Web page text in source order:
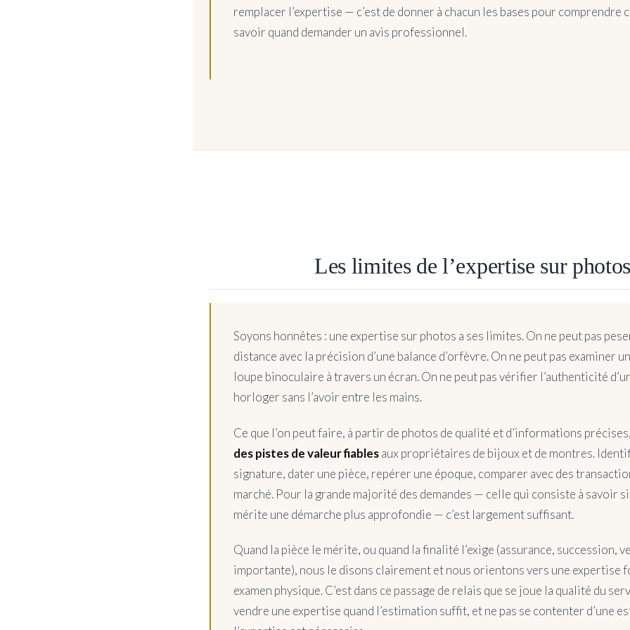
remplacer l’expertise — c’est de donner à chacun les bases pour comprendre
savoir quand demander un avis professionnel.
Les limites de l’expertise sur photos
Soyons honnêtes : une expertise sur photos a ses limites. On ne peut pas
distance avec la précision d’une balance d’orfèvre. On ne peut pas examiner
loupe binoculaire à travers un écran. On ne peut pas vérifier l’authenticité
horloger sans l’avoir entre les mains.
Ce que l’on peut faire, à partir de photos de qualité et d’informations
des pistes de valeur fiablesaux propriétaires de bijoux et de montres.
signature, dater une pièce, repérer une époque, comparer avec des
marché. Pour la grande majorité des demandes — celle qui consiste à savoir
mérite une démarche plus approfondie — c’est largement suffisant.
Quand la pièce le mérite, ou quand la finalité l’exige (assurance, succession,
importante), nous le disons clairement et nous orientons vers une expertise
examen physique. C’est dans ce passage de relais que se joue la qualité du
vendre une expertise quand l’estimation suffit, et ne pas se contenter d’une